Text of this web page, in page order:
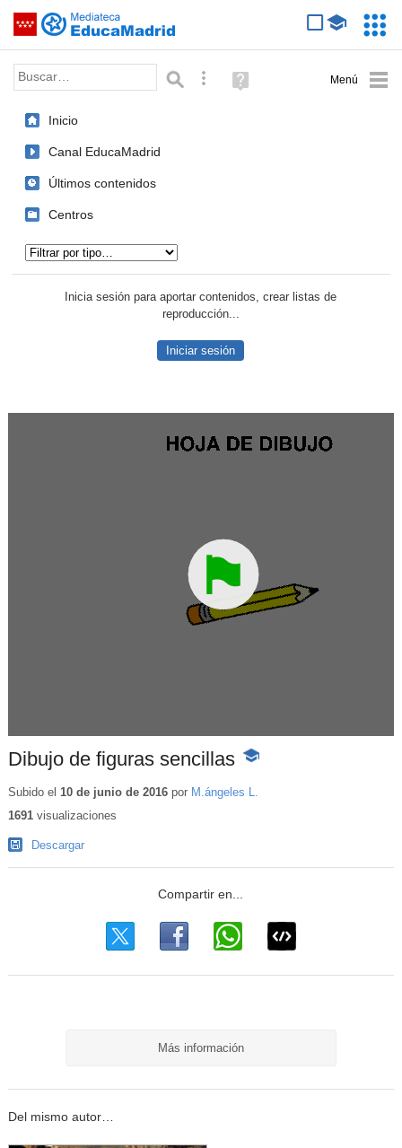
Saltar navegación
Palabra o frase: Búsqueda avanzada
Ayuda
(en
Inicio
Canal EducaMadrid
Últimos contenidos
Centros
Inicia sesión para aportar contenidos, crear listas de
reproducción...
Iniciar sesión
Dibujo de figuras sencillas -
educativo
Subido el 10 de junio de 2016por M.ángeles L.
1691visualizaciones
Descargar
Más información
Del mismo autor…